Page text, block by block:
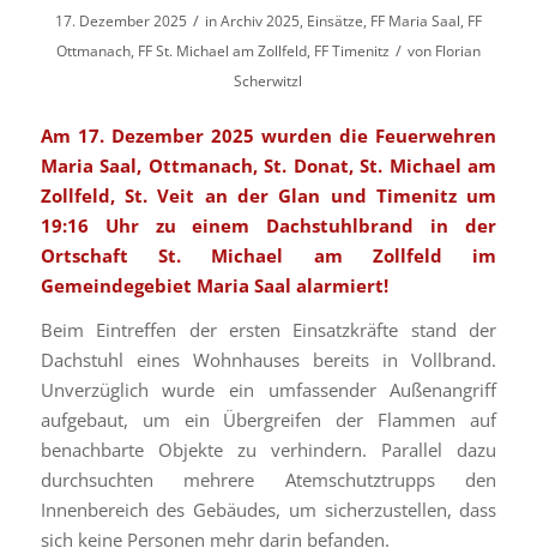
17. Dezember 2025 / inArchiv 2025, Einsätze, FF Maria Saal, FF
Ottmanach, FF St. Michael am Zollfeld, FF Timenitz / von Florian
Scherwitzl
Am 17. Dezember 2025 wurden die Feuerwehren
Maria Saal, Ottmanach, St. Donat, St. Michael am
Zollfeld, St. Veit an der Glan und Timenitz um
19:16 Uhr zu einem Dachstuhlbrand in der
Ortschaft St. Michael am Zollfeld im
Gemeindegebiet Maria Saal alarmiert!
Beim Eintreffen der ersten Einsatzkräfte stand der
Dachstuhl eines Wohnhauses bereits in Vollbrand.
Unverzüglich wurde ein umfassender Außenangriff
aufgebaut, um ein Übergreifen der Flammen auf
benachbarte Objekte zu verhindern. Parallel dazu
durchsuchten mehrere Atemschutztrupps den
Innenbereich des Gebäudes, um sicherzustellen, dass
sich keine Personen mehr darin befanden.